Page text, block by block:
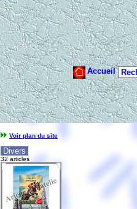
Voir plan du site
Divers
32 articles